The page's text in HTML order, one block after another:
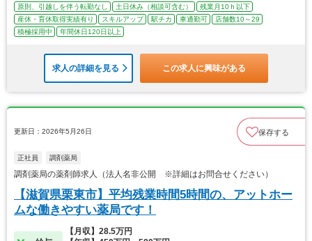
原則、引越しを伴う転勤なし
土日休み（相談可含む）
残業月10ｈ以下
産休・育休取得実績有り
スキルアップ 駅チカ 車通勤可
店舗数10～29
積極採用中
年間休日120日以上
求人の詳細を見る この求人に興味がある
更新日：2026年5月26日 保存する
正社員 調剤薬局
調剤薬局の薬剤師求人（法人名非公開 ※詳細はお問合せください）
【滋賀県栗東市】平均残業時間5時間の、アットホー
ムな働きやすい薬局です！
【月収】28.5万円